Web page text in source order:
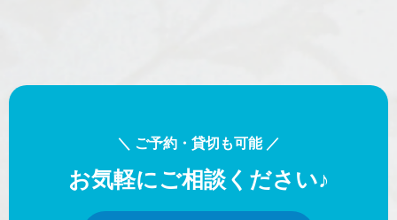
＼ ご予約・貸切も可能 ／
お気軽にご相談ください♪